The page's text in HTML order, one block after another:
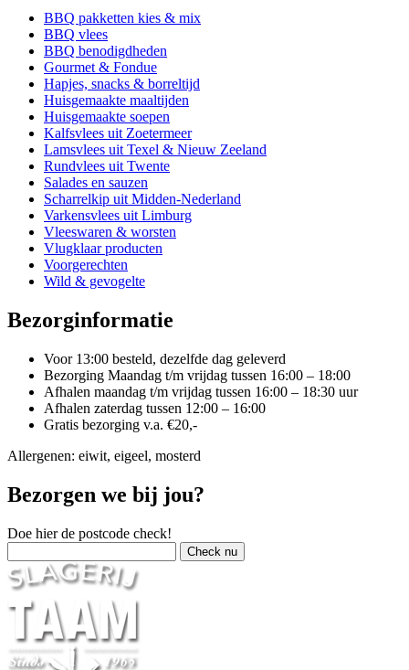
Deze
kan
gekozen
worden
op
de
productpagina
BBQ pakketten kies & mix
BBQ vlees
BBQ benodigdheden
Gourmet & Fondue
Hapjes, snacks & borreltijd
Huisgemaakte maaltijden
Huisgemaakte soepen
Kalfsvlees uit Zoetermeer
Lamsvlees uit Texel & Nieuw Zeeland
Rundvlees uit Twente
Salades en sauzen
Scharrelkip uit Midden-Nederland
Varkensvlees uit Limburg
Vleeswaren & worsten
Vlugklaar producten
Voorgerechten
Wild & gevogelte
Bezorginformatie
Voor 13:00 besteld, dezelfde dag geleverd
Bezorging Maandag t/m vrijdag tussen 16:00 – 18:00
Afhalen maandag t/m vrijdag tussen 16:00 – 18:30 uur
Afhalen zaterdag tussen 12:00 – 16:00
Gratis bezorging v.a. €20,-
Allergenen: eiwit, eigeel, mosterd
Bezorgen we bij jou?
Doe hier de postcode check!